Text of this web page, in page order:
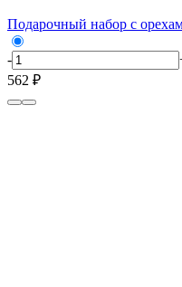
Подарочный набор с
-
562 ₽